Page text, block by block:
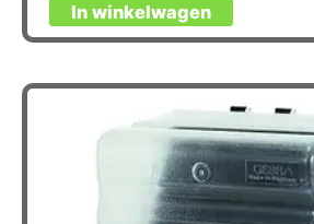
In winkelwagen